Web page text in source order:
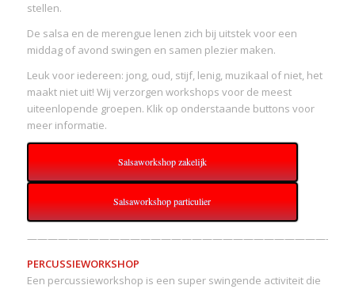
stellen.
De salsa en de merengue lenen zich bij uitstek voor een
middag of avond swingen en samen plezier maken.
Leuk voor iedereen: jong, oud, stijf, lenig, muzikaal of niet, het
maakt niet uit! Wij verzorgen workshops voor de meest
uiteenlopende groepen. Klik op onderstaande buttons voor
meer informatie.
Salsaworkshop zakelijk
Salsaworkshop particulier
———————————————————————————————-
PERCUSSIEWORKSHOP
Een percussieworkshop is een super swingende activiteit die